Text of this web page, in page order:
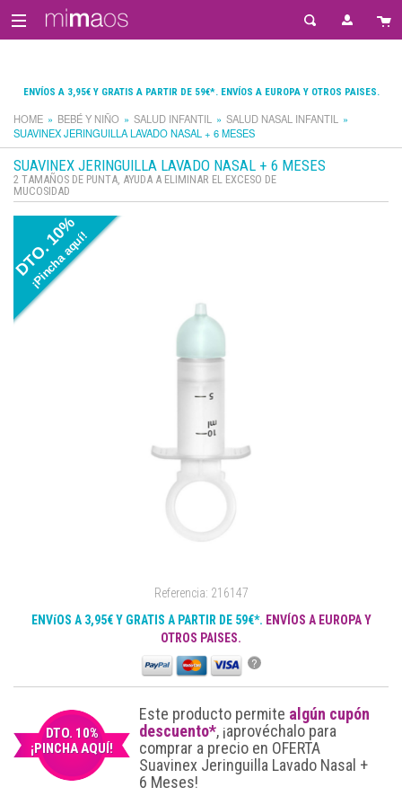
ENVÍOS A 3,95€ Y GRATIS A PARTIR DE 59€*. ENVÍOS A EUROPA Y OTROS PAISES.
HOME BEBÉ Y NIÑO SALUD INFANTIL
SALUD NASAL INFANTIL
SUAVINEX JERINGUILLA LAVADO NASAL + 6 MESES
SUAVINEX JERINGUILLA LAVADO NASAL + 6 MESES
2 TAMAÑOS DE PUNTA, AYUDA A ELIMINAR EL EXCESO DE
MUCOSIDAD
DTO. 10%
¡Pincha aquí!
Referencia: 216147
ENVíOS A 3,95€ Y GRATIS A PARTIR DE 59€*. ENVÍOS A EUROPA Y
OTROS PAISES.
?
DTO. 10%
¡PINCHA AQUÍ!
Este producto permite algún cupón
descuento*, ¡aprovéchalo para
comprar a precio en OFERTA
Suavinex Jeringuilla Lavado Nasal +
6 Meses!